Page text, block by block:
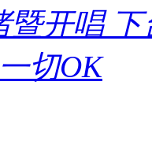
暨开唱
切OK